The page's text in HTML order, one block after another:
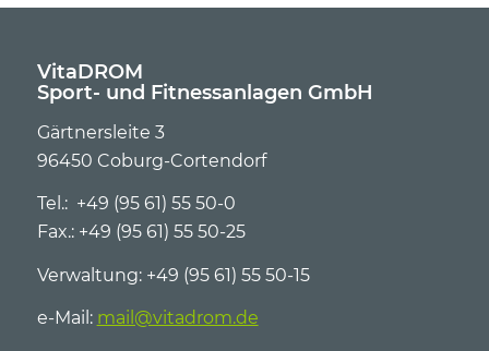
VitaDROM
Sport- und Fitnessanlagen GmbH
Gärtnersleite 3
96450 Coburg-Cortendorf
Tel.: +49 (95 61) 55 50-0
Fax.: +49 (95 61) 55 50-25
Verwaltung: +49 (95 61) 55 50-15
e-Mail: mail@vitadrom.de